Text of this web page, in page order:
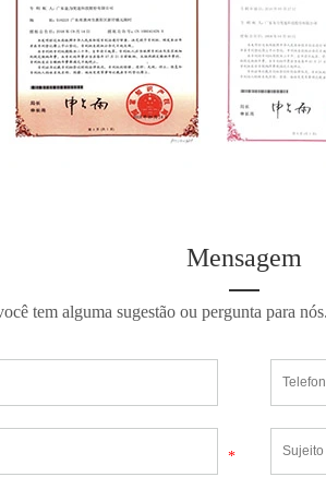
Mensagem
tem alguma sugestão ou pergunta para
*